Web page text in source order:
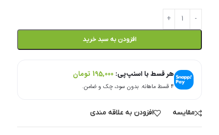
افزودن به سبد خرید
هر قسط با اسنپ‌پی: 195,000 تومان
۴ قسط ماهانه. بدون سود، چک و ضامن.
مقایسه افزودن به علاقه مندی